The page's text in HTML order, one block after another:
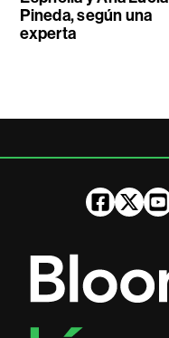
Pineda, según una
experta